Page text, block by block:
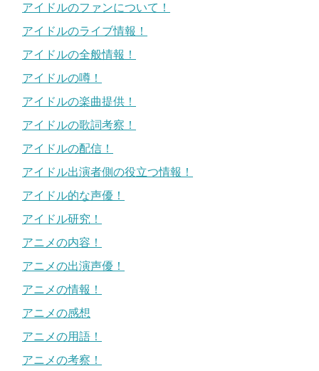
アイドルのファンについて！
アイドルのライブ情報！
アイドルの全般情報！
アイドルの噂！
アイドルの楽曲提供！
アイドルの歌詞考察！
アイドルの配信！
アイドル出演者側の役立つ情報！
アイドル的な声優！
アイドル研究！
アニメの内容！
アニメの出演声優！
アニメの情報！
アニメの感想
アニメの用語！
アニメの考察！